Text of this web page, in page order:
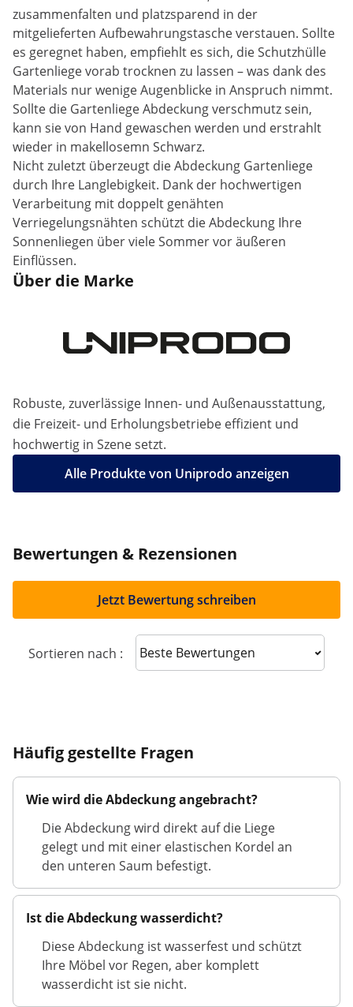
zusammenfalten und platzsparend in der
mitgelieferten Aufbewahrungstasche verstauen. Sollte
es geregnet haben, empfiehlt es sich, die Schutzhülle
Gartenliege vorab trocknen zu lassen – was dank des
Materials nur wenige Augenblicke in Anspruch nimmt.
Sollte die Gartenliege Abdeckung verschmutz sein,
kann sie von Hand gewaschen werden und erstrahlt
wieder in makellosemn Schwarz.
Nicht zuletzt überzeugt die Abdeckung Gartenliege
durch Ihre Langlebigkeit. Dank der hochwertigen
Verarbeitung mit doppelt genähten
Verriegelungsnähten schützt die Abdeckung Ihre
Sonnenliegen über viele Sommer vor äußeren
Einflüssen.
Über die Marke
Robuste, zuverlässige Innen- und Außenausstattung,
die Freizeit- und Erholungsbetriebe effizient und
hochwertig in Szene setzt.
Alle Produkte von Uniprodo anzeigen
Bewertungen & Rezensionen
Jetzt Bewertung schreiben
Sortieren nach : Sort reviews
Häufig gestellte Fragen
Wie wird die Abdeckung angebracht?
Die Abdeckung wird direkt auf die Liege
gelegt und mit einer elastischen Kordel an
den unteren Saum befestigt.
Ist die Abdeckung wasserdicht?
Diese Abdeckung ist wasserfest und schützt
Ihre Möbel vor Regen, aber komplett
wasserdicht ist sie nicht.